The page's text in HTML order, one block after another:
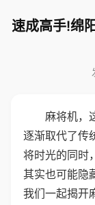
速成高手!绵
麻将机，
逐渐取代了传
将时光的同时
其实也可能隐
我们一起揭开